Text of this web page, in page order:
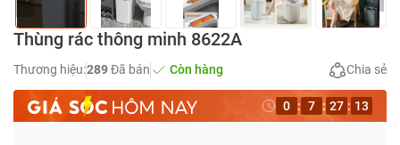
Thùng rác thông minh 8622A
Thương hiệu:289Đã bán Còn hàng Chia sẻ
0 : 7 : 27 : 12